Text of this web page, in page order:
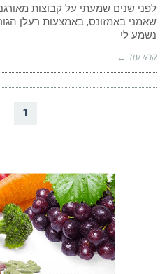
לפני שנים שמעתי על קבוצות
שאמני באמזונס, באמצעות רעלן
נשמע לי
קרא עוד ←
1